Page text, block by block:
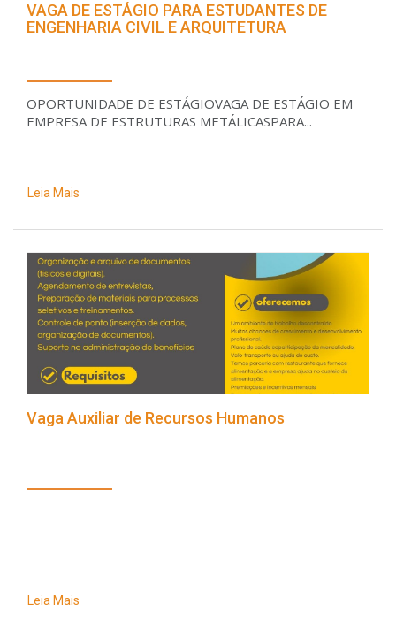
VAGA DE ESTÁGIO PARA ESTUDANTES DE
ENGENHARIA CIVIL E ARQUITETURA
OPORTUNIDADE DE ESTÁGIOVAGA DE ESTÁGIO EM
EMPRESA DE ESTRUTURAS METÁLICASPARA...
Leia Mais
Vaga Auxiliar de Recursos Humanos
Leia Mais